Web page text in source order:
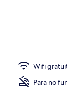
en la
Wifi
Para no